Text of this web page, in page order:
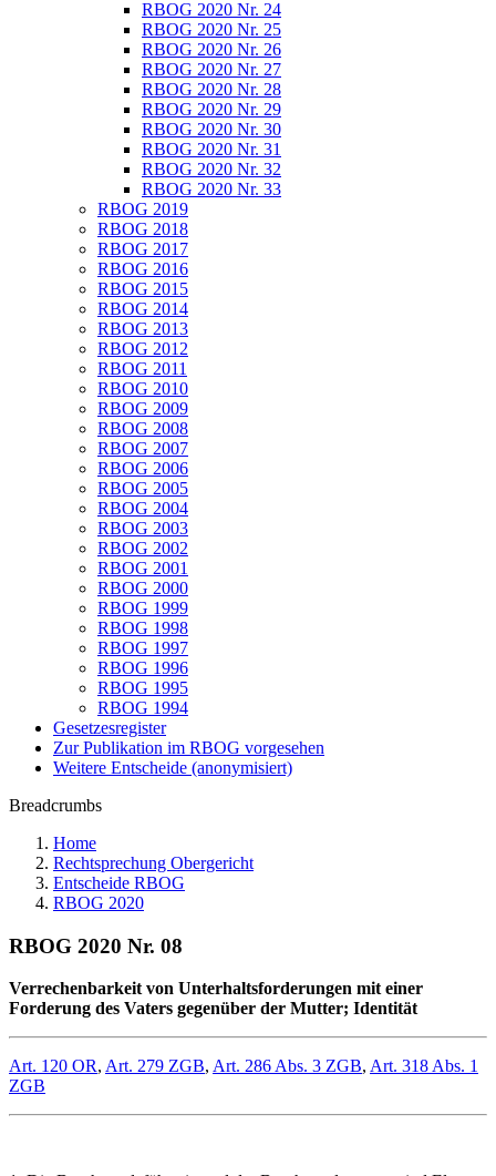
RBOG 2020 Nr. 24
RBOG 2020 Nr. 25
RBOG 2020 Nr. 26
RBOG 2020 Nr. 27
RBOG 2020 Nr. 28
RBOG 2020 Nr. 29
RBOG 2020 Nr. 30
RBOG 2020 Nr. 31
RBOG 2020 Nr. 32
RBOG 2020 Nr. 33
RBOG 2019
RBOG 2018
RBOG 2017
RBOG 2016
RBOG 2015
RBOG 2014
RBOG 2013
RBOG 2012
RBOG 2011
RBOG 2010
RBOG 2009
RBOG 2008
RBOG 2007
RBOG 2006
RBOG 2005
RBOG 2004
RBOG 2003
RBOG 2002
RBOG 2001
RBOG 2000
RBOG 1999
RBOG 1998
RBOG 1997
RBOG 1996
RBOG 1995
RBOG 1994
Gesetzesregister
Zur Publikation im RBOG vorgesehen
Weitere Entscheide (anonymisiert)
Breadcrumbs
Home
Rechtsprechung Obergericht
Entscheide RBOG
RBOG 2020
RBOG 2020 Nr. 08
Verrechenbarkeit von Unterhaltsforderungen mit einer
Forderung des Vaters gegenüber der Mutter; Identität
Art. 120 OR, Art. 279 ZGB, Art. 286 Abs. 3 ZGB, Art. 318 Abs. 1
ZGB